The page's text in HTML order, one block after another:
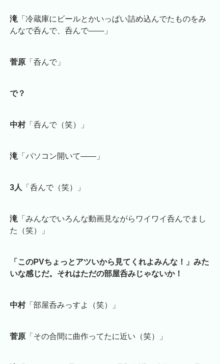
滝 「冷蔵庫にビールとかいっぱい詰め込んでたものをみ
んなで呑んで、呑んで――」
菅原 「呑んで」
で？
中村「呑んで（笑）」
滝 「パソコン開いて――」
3人 「呑んで（笑）」
滝 「みんなでいろんな動画見ながらワイワイ呑んでまし
た（笑）」
「このPVちょっとアツいから見てくれよみんな！」みた
いな感じだ。それはただの部屋呑みじゃないか！
中村「部屋呑みっすよ（笑）」
菅原 「その合間に曲作ってたに近い（笑）」